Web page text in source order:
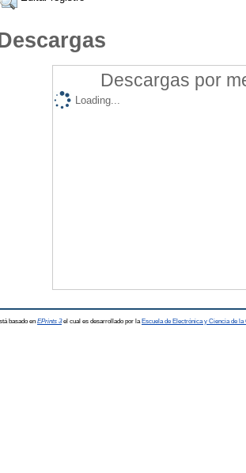
Descargas por
Loading...
basado en EPrints 3el cual es desarrollado por la Escuela de Electrónica y Ciencia de la